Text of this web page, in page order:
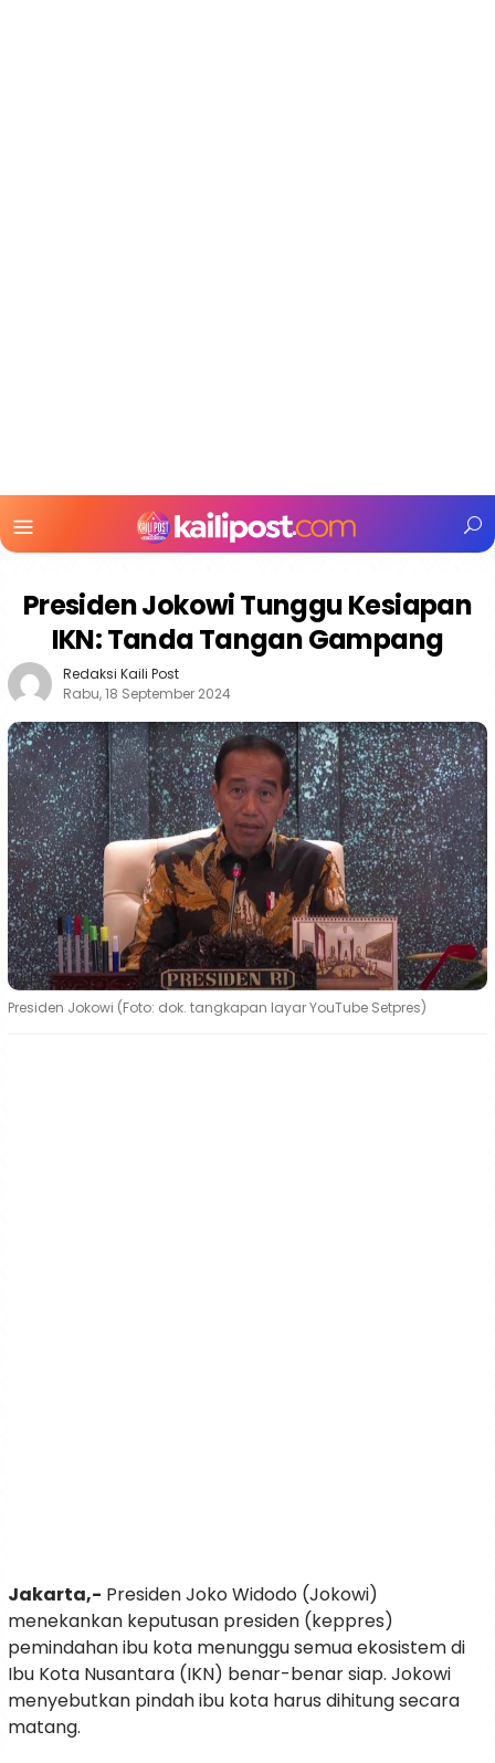
Mobile
Presiden Jokowi Tunggu Kesiapan
IKN: Tanda Tangan Gampang
Redaksi Kaili Post
Rabu, 18 September 2024
Presiden Jokowi (Foto: dok. tangkapan layar YouTube Setpres)
Jakarta,- Presiden Joko Widodo (Jokowi)
menekankan keputusan presiden (keppres)
pemindahan ibu kota menunggu semua ekosistem di
Ibu Kota Nusantara (IKN) benar-benar siap. Jokowi
menyebutkan pindah ibu kota harus dihitung secara
matang.